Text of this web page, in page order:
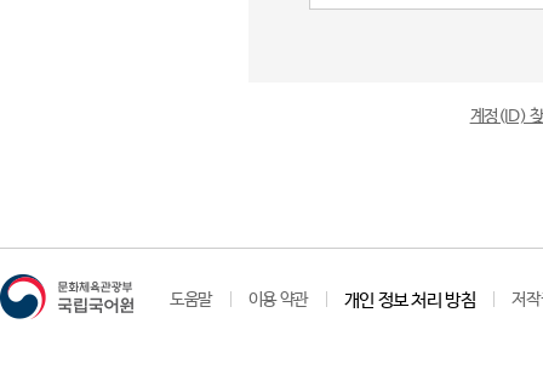
계정(ID)
도움말 이용 약관 개인 정보 처리 방침 저